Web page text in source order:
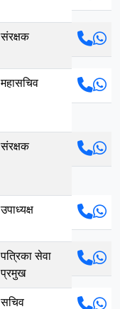
संरक्षक
महासचिव
संरक्षक
उपाध्यक्ष
पत्रिका सेवा
प्रमुख
सचिव